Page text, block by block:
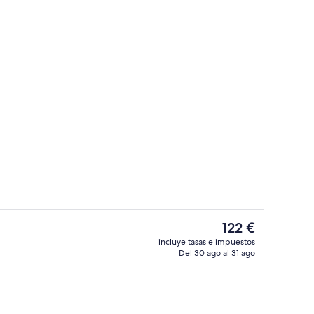
El
precio
actual
122 €
incluye tasas e impuestos
Del 30 ago al 31 ago